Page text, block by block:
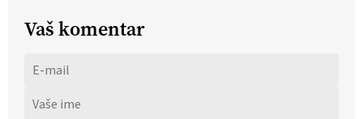
Vaš komentar